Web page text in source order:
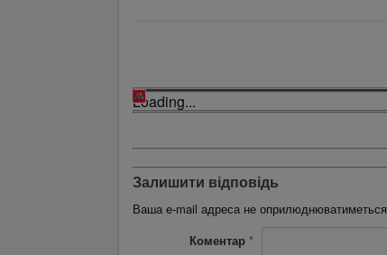
Loading...
Залишити відповідь
Ваша e-mail адреса не
Коментар *